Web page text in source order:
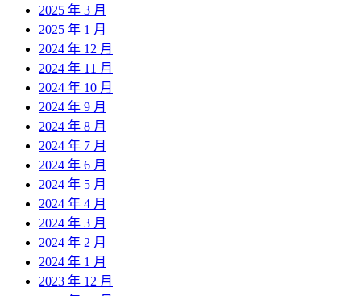
2025 年 3 月
2025 年 1 月
2024 年 12 月
2024 年 11 月
2024 年 10 月
2024 年 9 月
2024 年 8 月
2024 年 7 月
2024 年 6 月
2024 年 5 月
2024 年 4 月
2024 年 3 月
2024 年 2 月
2024 年 1 月
2023 年 12 月